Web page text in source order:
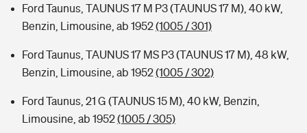
Ford Taunus, TAUNUS 17 M P3 (TAUNUS 17 M), 40 kW,
Benzin, Limousine, ab 1952(1005 / 301)
Ford Taunus, TAUNUS 17 MS P3 (TAUNUS 17 M), 48 kW,
Benzin, Limousine, ab 1952(1005 / 302)
Ford Taunus, 21 G (TAUNUS 15 M), 40 kW, Benzin,
Limousine, ab 1952(1005 / 305)